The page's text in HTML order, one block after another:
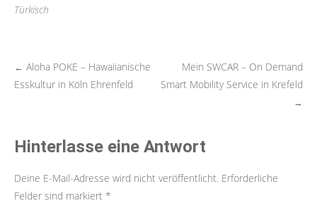
Türkisch
Post
← Aloha POKE – Hawaiianische
Esskultur in Köln Ehrenfeld
Mein SWCAR – On Demand
Smart Mobility Service in Krefeld
→
Hinterlasse eine Antwort
Deine E-Mail-Adresse wird nicht veröffentlicht. Erforderliche
Felder sind markiert *